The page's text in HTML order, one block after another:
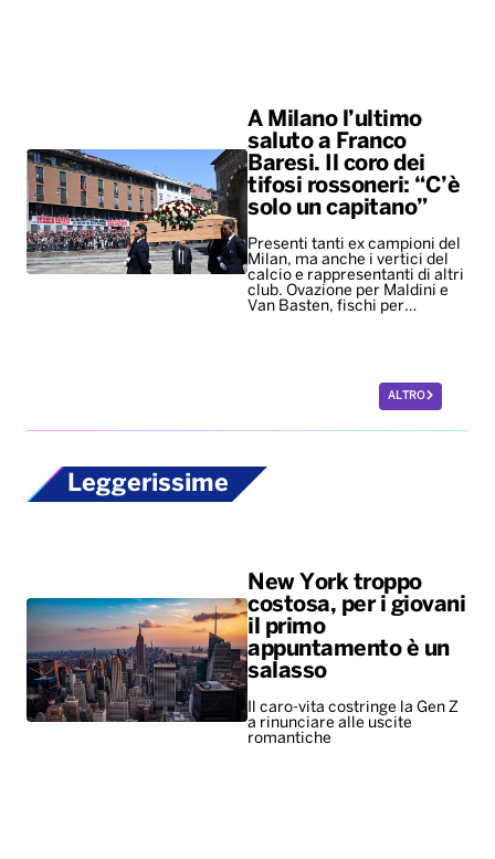
A Milano l’ultimo
saluto a Franco
Baresi. Il coro dei
tifosi rossoneri: “C’è
solo un capitano”
Presenti tanti ex campioni del
Milan, ma anche i vertici del
calcio e rappresentanti di altri
club. Ovazione per Maldini e
Van Basten, fischi per…
ALTRO
Leggerissime
New York troppo
costosa, per i giovani
il primo
appuntamento è un
salasso
Il caro-vita costringe la Gen Z
a rinunciare alle uscite
romantiche